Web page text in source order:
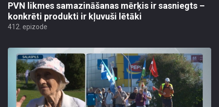
PVN likmes samazināšanas mērķis ir sasniegts –
konkrēti produkti ir kļuvuši lētāki
412. epizode